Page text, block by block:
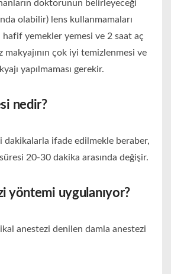
doktorunun belirleyeceği
olabilir) lens kullanmamaları
hafif yemekler yemesi ve 2 saat aç
makyajının çok iyi temizlenmesi ve
yapılmaması gerekir.
nedir?
dakikalarla ifade edilmekle beraber,
20-30 dakika arasında değişir.
yöntemi uygulanıyor?
anestezi denilen damla anestezi